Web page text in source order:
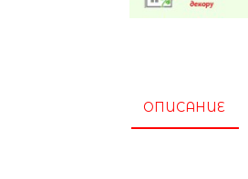
ОПИСАНИЕ